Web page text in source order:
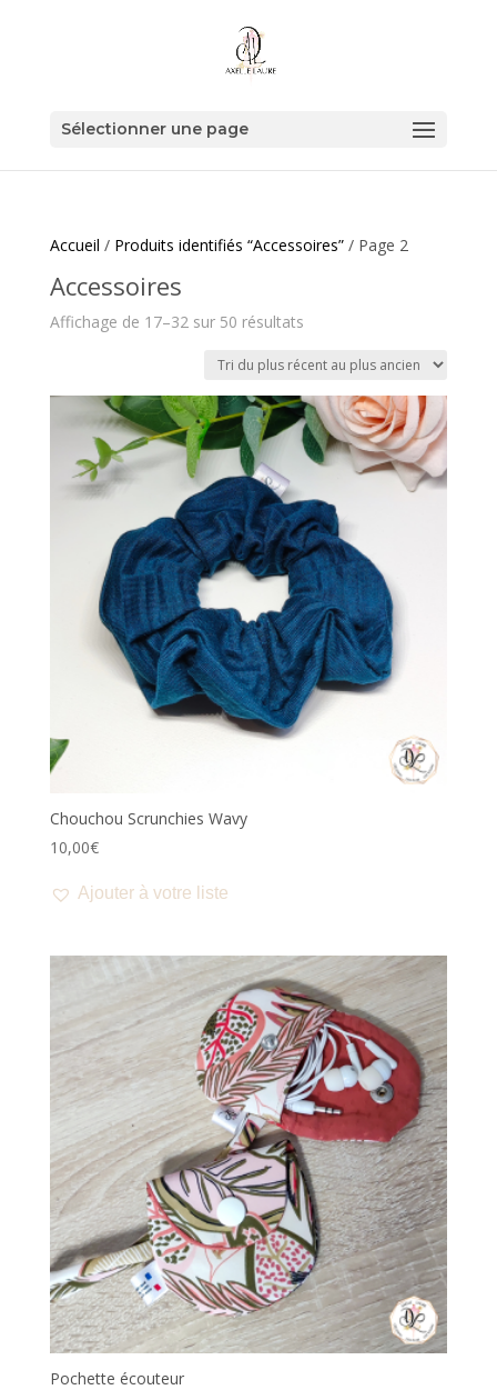
Sélectionner une page
Accueil / Produits identifiés “Accessoires”/ Page 2
Accessoires
Affichage de 17–32 sur 50 résultatsTrié
plus
récent
au
plus
ancien
Chouchou Scrunchies Wavy
10,00€
Ajouter à votre liste
Pochette écouteur